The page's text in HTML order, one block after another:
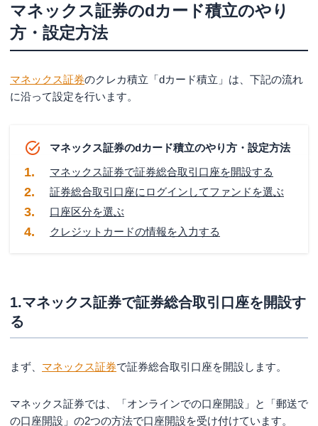
マネックス証券のdカード積立のやり
方・設定方法
マネックス証券のクレカ積立「dカード積立」は、下記の流れ
に沿って設定を行います。
マネックス証券のdカード積立のやり方・設定方法
マネックス証券で証券総合取引口座を開設する
証券総合取引口座にログインしてファンドを選ぶ
口座区分を選ぶ
クレジットカードの情報を入力する
1.マネックス証券で証券総合取引口座を開設す
る
まず、 マネックス証券で証券総合取引口座を開設します。
マネックス証券では、「オンラインでの口座開設」と「郵送で
の口座開設」の2つの方法で口座開設を受け付けています。